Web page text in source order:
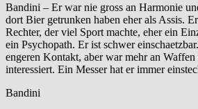
Bandini – Er war nie gross an Harmonie
dort Bier getrunken haben eher als Assis.
Rechter, der viel Sport machte, eher ein
ein Psychopath. Er ist schwer
engeren Kontakt, aber war mehr an
interessiert. Ein Messer hat er immer
Bandini